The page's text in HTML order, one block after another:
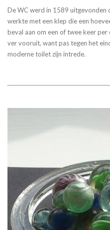
De WC werd in 1589 uitgevonden
werkte met een klep die een
beval aan om een of twee keer
ver vooruit, want pas tegen het
moderne toilet zijn intrede.